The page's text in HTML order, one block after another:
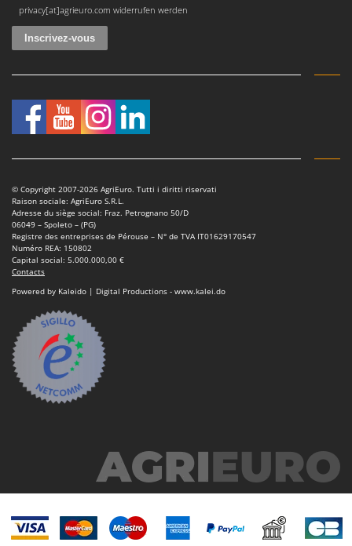
Volpi
W
WIDU
Wiper EcoRobot
Worx
Y Yard Force
Z
Zanon
Zephir
ZGrills
Zodiac
Zomax
privacy[at]agrieuro.com widerrufen werden
© Copyright 2007-2026 AgriEuro. Tutti i diritti riservati
Raison sociale: AgriEuro S.R.L.
Adresse du siège social: Fraz. Petrognano 50/D
06049 – Spoleto – (PG)
Registre des entreprises de Pérouse – N° de TVA IT01629170547
Numéro REA: 150802
Capital social: 5.000.000,00 €
Contacts
Powered by Kaleido | Digital Productions - www.kalei.do